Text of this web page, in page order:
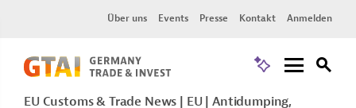
Über uns Events Presse Kontakt Anmelden
EU Customs & Trade News EU
Antidumping,